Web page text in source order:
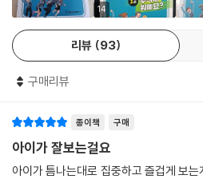
존리는 청년들이 경제적 독립을 할 수 있
를 전달할 예정이다. 이 시리즈를 통해 존
다.
14
리뷰 93
구매리뷰
종이책 구매
아이가 잘보는걸요
아이가 틈나는대로 집중하고 즐겁게 보